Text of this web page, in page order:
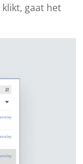
klikt, gaat het